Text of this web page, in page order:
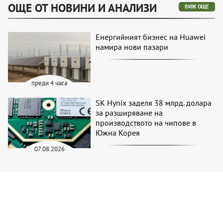
ОЩЕ ОТ НОВИНИ И АНАЛИЗИ ВИЖ ОЩЕ
преди 4 часа
Енергийният бизнес на Huawei
намира нови пазари
07.08.2026
SK Hynix заделя 38 млрд. долара
за разширяване на
производството на чипове в
Южна Корея